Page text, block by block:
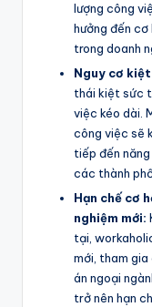
lượng công
hưởng đến cơ
trong doanh
Nguy cơ
thái kiệt sức
việc kéo dài.
công việc sẽ
tiếp đến
các thành
Hạn chế cơ
nghiệm mới:
tại,
mới, tham
án ngoại
trở nên hạn